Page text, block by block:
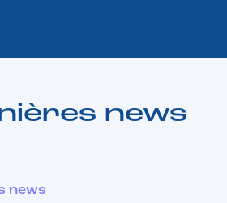
news
news